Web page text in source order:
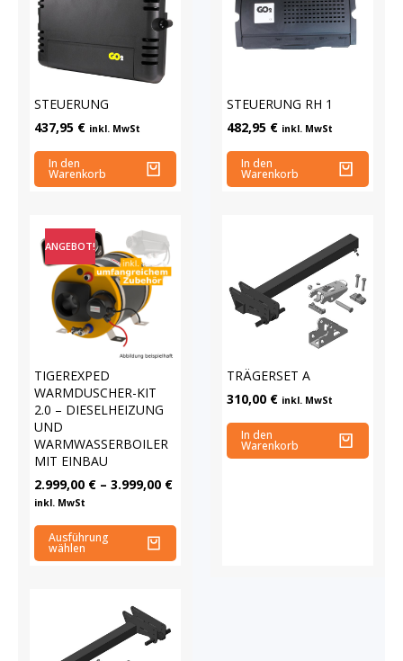
STEUERUNG
437,95 € inkl. MwSt
In den
Warenkorb
STEUERUNG RH 1
482,95 € inkl. MwSt
In den
Warenkorb
ANGEBOT!
TIGEREXPED
WARMDUSCHER-KIT
2.0 – DIESELHEIZUNG
UND
WARMWASSERBOILER
MIT EINBAU
2.999,00 € – 3.999,00 €
inkl. MwSt
Ausführung
wählen
TRÄGERSET A
310,00 € inkl. MwSt
In den
Warenkorb